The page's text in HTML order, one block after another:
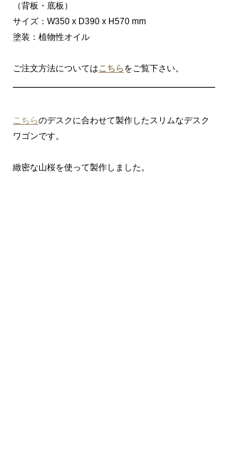
（背板・底板）
サイズ：W350 x D390 x H570 mm
塗装：植物性オイル
ご注文方法についてはこちらをご覧下さい。
こちらのデスクに合わせて製作したスリムなデスク
ワゴンです。
緻密な山桜を使って製作しました。